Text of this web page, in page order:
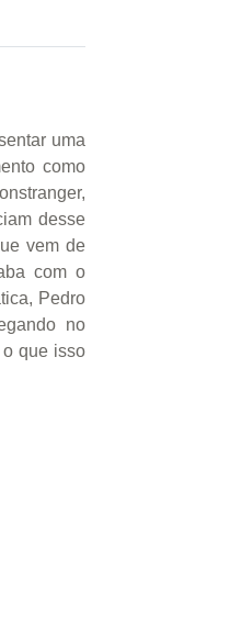
uma
como
desse
vem de
com o
Pedro
no
que isso